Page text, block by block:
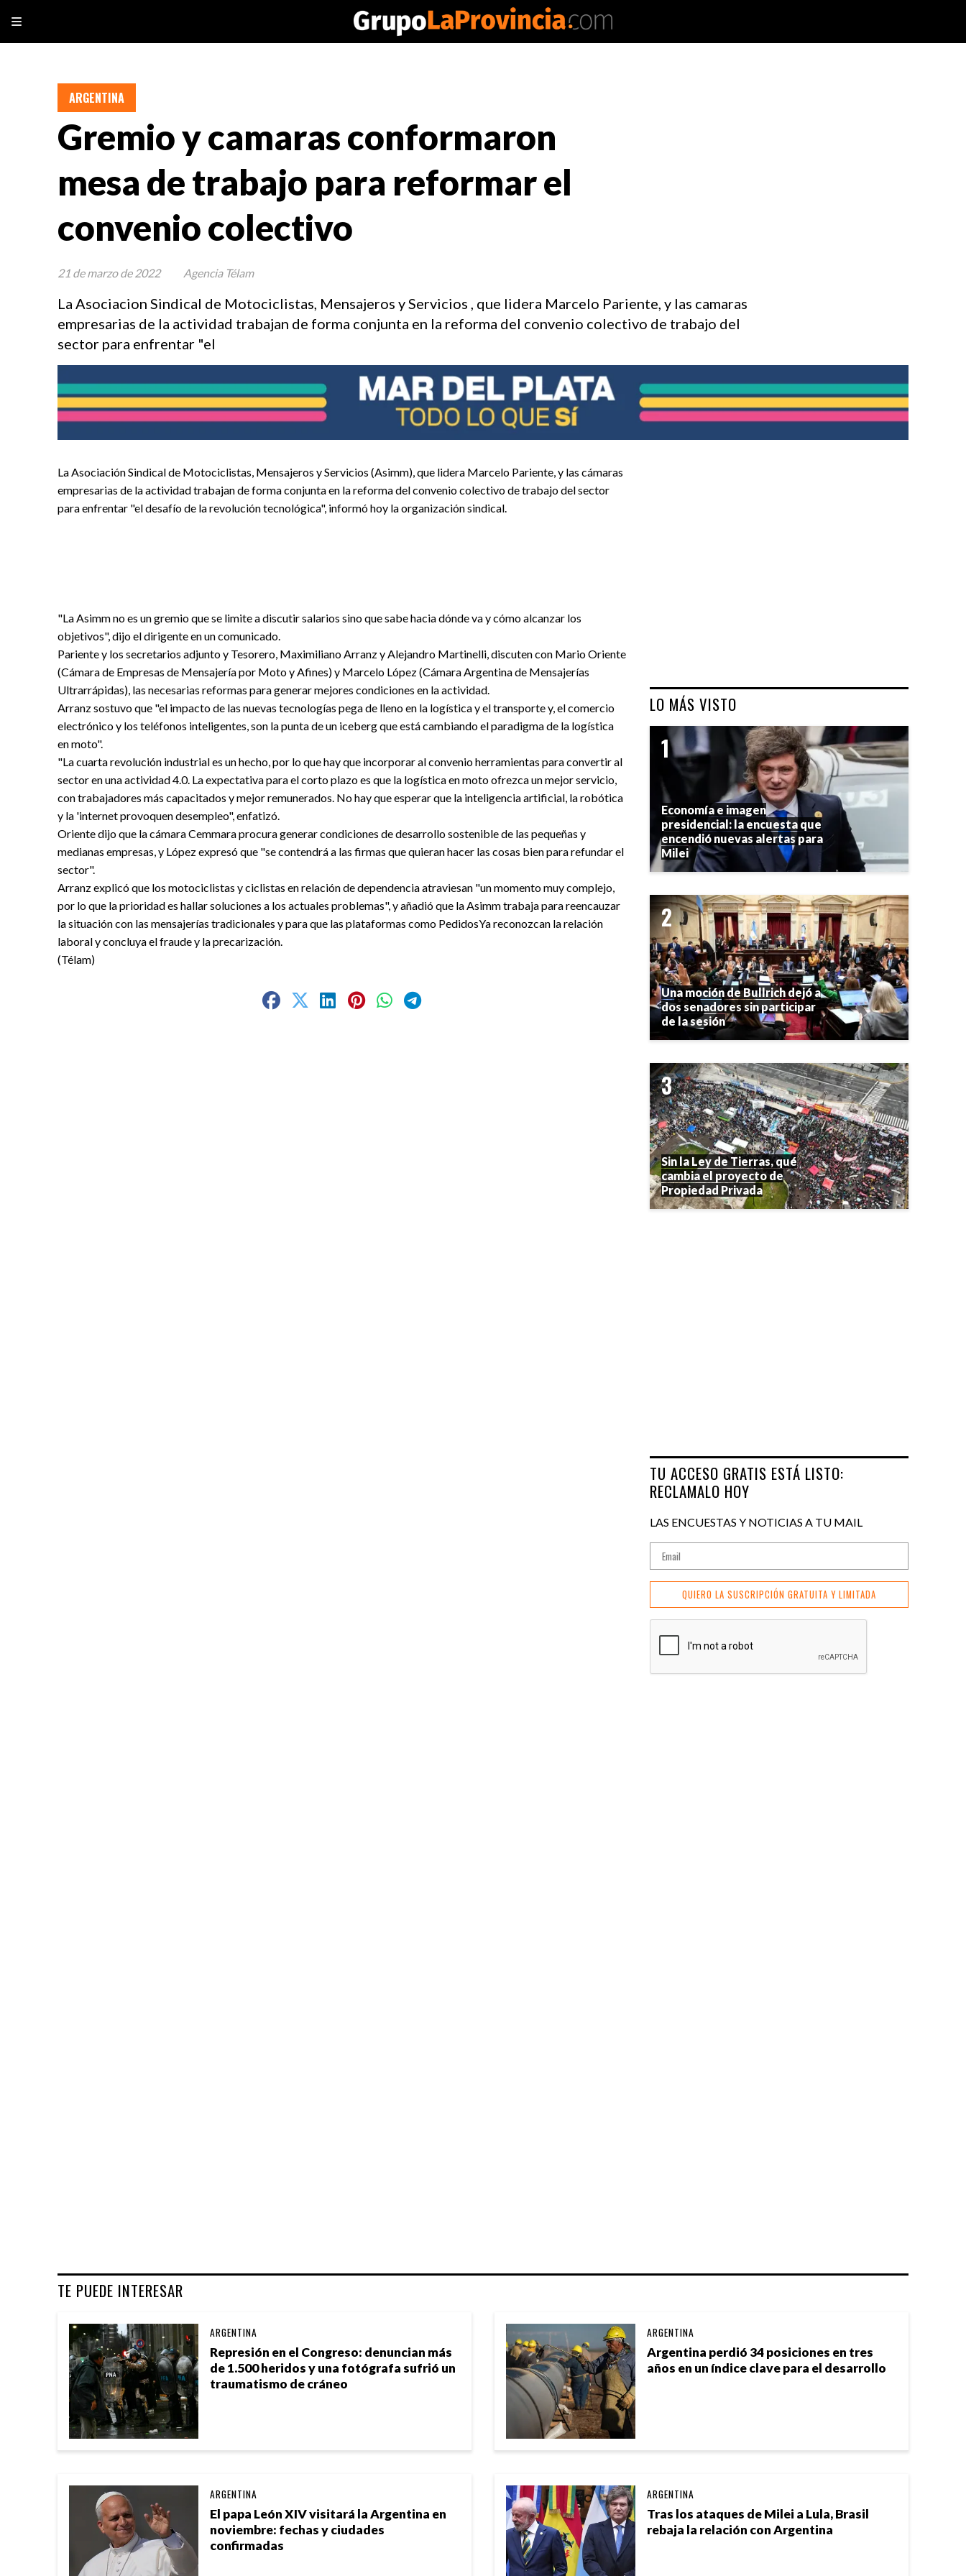
Gremio y camaras conformaron
mesa de trabajo para reformar el
convenio colectivo
La Asociacion Sindical de Motociclistas, Mensajeros y Servicios , que lidera Marcelo Pariente, y las camaras
empresarias de la actividad trabajan de forma conjunta en la reforma del convenio colectivo de trabajo del
sector para enfrentar "el
ARGENTINA
21 de marzo de 2022 Agencia Télam
La Asociación Sindical de Motociclistas, Mensajeros y Servicios (Asimm), que lidera Marcelo Pariente, y las cámaras
empresarias de la actividad trabajan de forma conjunta en la reforma del convenio colectivo de trabajo del sector
para enfrentar "el desafío de la revolución tecnológica", informó hoy la organización sindical.
"La Asimm no es un gremio que se limite a discutir salarios sino que sabe hacia dónde va y cómo alcanzar los
objetivos", dijo el dirigente en un comunicado.
Pariente y los secretarios adjunto y Tesorero, Maximiliano Arranz y Alejandro Martinelli, discuten con Mario Oriente
(Cámara de Empresas de Mensajería por Moto y Afines) y Marcelo López (Cámara Argentina de Mensajerías
Ultrarrápidas), las necesarias reformas para generar mejores condiciones en la actividad.
Arranz sostuvo que "el impacto de las nuevas tecnologías pega de lleno en la logística y el transporte y, el comercio
electrónico y los teléfonos inteligentes, son la punta de un iceberg que está cambiando el paradigma de la logística
en moto".
"La cuarta revolución industrial es un hecho, por lo que hay que incorporar al convenio herramientas para convertir al
sector en una actividad 4.0. La expectativa para el corto plazo es que la logística en moto ofrezca un mejor servicio,
con trabajadores más capacitados y mejor remunerados. No hay que esperar que la inteligencia artificial, la robótica
y la 'internet provoquen desempleo", enfatizó.
Oriente dijo que la cámara Cemmara procura generar condiciones de desarrollo sostenible de las pequeñas y
medianas empresas, y López expresó que "se contendrá a las firmas que quieran hacer las cosas bien para refundar el
sector".
Arranz explicó que los motociclistas y ciclistas en relación de dependencia atraviesan "un momento muy complejo,
por lo que la prioridad es hallar soluciones a los actuales problemas", y añadió que la Asimm trabaja para reencauzar
la situación con las mensajerías tradicionales y para que las plataformas como PedidosYa reconozcan la relación
laboral y concluya el fraude y la precarización.
(Télam)
TE PUEDE INTERESAR
Represión en el Congreso: denuncian más
de 1.500 heridos y una fotógrafa sufrió un
traumatismo de cráneo
ARGENTINA
Argentina perdió 34 posiciones en tres
años en un índice clave para el desarrollo
ARGENTINA
El papa León XIV visitará la Argentina en
noviembre: fechas y ciudades
confirmadas
ARGENTINA
Tras los ataques de Milei a Lula, Brasil
rebaja la relación con Argentina
ARGENTINA
LO MÁS VISTO
Economía e imagen
presidencial: la encuesta que
encendió nuevas alertas para
Milei
Una moción de Bullrich dejó a
dos senadores sin participar
de la sesión
Sin la Ley de Tierras, qué
cambia el proyecto de
Propiedad Privada
TU ACCESO GRATIS ESTÁ LISTO:
RECLAMALO HOY
LAS ENCUESTAS Y NOTICIAS A TU MAIL
QUIERO LA SUSCRIPCIÓN GRATUITA Y LIMITADA